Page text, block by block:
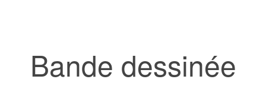
Bande dessinée